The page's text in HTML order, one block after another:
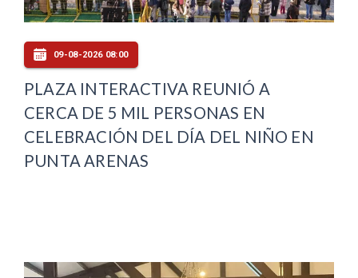
09-08-2026 08:00
PLAZA INTERACTIVA REUNIÓ A
CERCA DE 5 MIL PERSONAS EN
CELEBRACIÓN DEL DÍA DEL NIÑO EN
PUNTA ARENAS